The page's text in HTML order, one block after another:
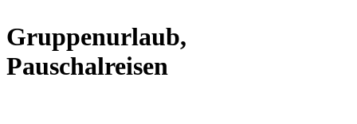
Gruppenurlaub,
Pauschalreisen